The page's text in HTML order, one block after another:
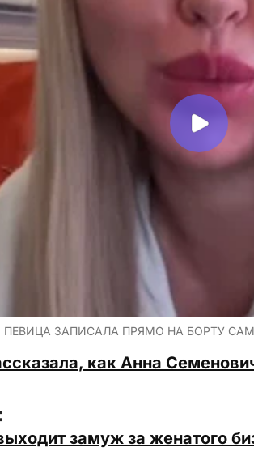
ЗАПИСАЛА ПРЯМО НА БОРТУ
как Анна
замуж за женатого